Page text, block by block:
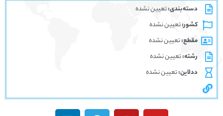
دسته‌بندی:تعیین نشده
کشور:تعیین نشده
مقطع:تعیین نشده
رشته:تعیین نشده
ددلاین:تعیین نشده